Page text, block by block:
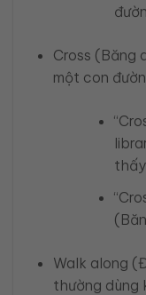
Cross (Băng
một con
Walk along
thường dùng